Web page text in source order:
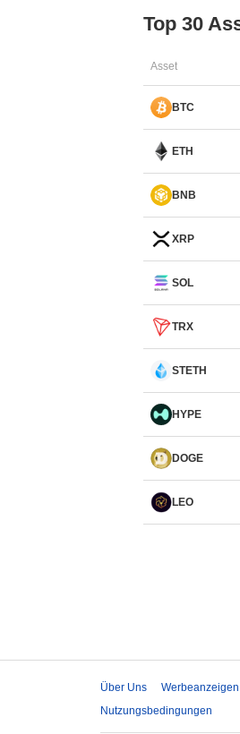
Top 30
Asset
BTC
ETH
BNB
XRP
SOL
TRX
STETH
HYPE
DOGE
LEO
Über Uns
Nutzungsbedingungen